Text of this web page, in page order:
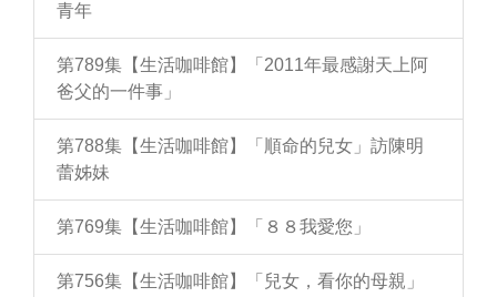
青年
第789集【生活咖啡館】「2011年最感謝天上阿
爸父的一件事」
第788集【生活咖啡館】「順命的兒女」訪陳明
蕾姊妹
第769集【生活咖啡館】「８８我愛您」
第756集【生活咖啡館】「兒女，看你的母親」